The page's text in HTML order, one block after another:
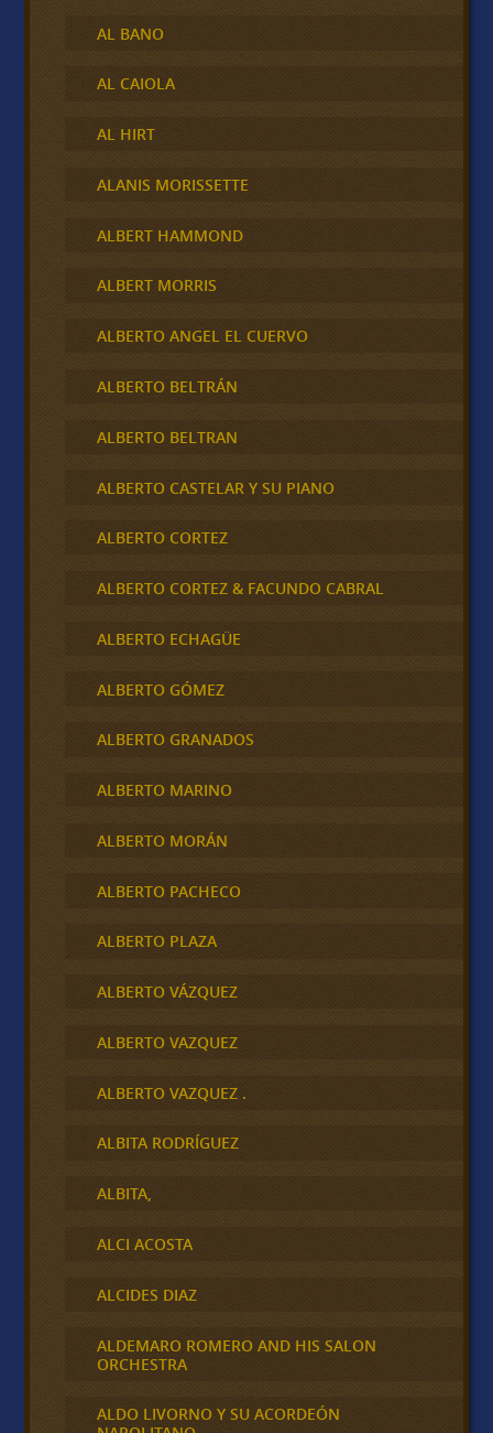
AL BANO
AL CAIOLA
AL HIRT
ALANIS MORISSETTE
ALBERT HAMMOND
ALBERT MORRIS
ALBERTO ANGEL EL CUERVO
ALBERTO BELTRÁN
ALBERTO BELTRAN
ALBERTO CASTELAR Y SU PIANO
ALBERTO CORTEZ
ALBERTO CORTEZ & FACUNDO CABRAL
ALBERTO ECHAGÜE
ALBERTO GÓMEZ
ALBERTO GRANADOS
ALBERTO MARINO
ALBERTO MORÁN
ALBERTO PACHECO
ALBERTO PLAZA
ALBERTO VÁZQUEZ
ALBERTO VAZQUEZ
ALBERTO VAZQUEZ .
ALBITA RODRÍGUEZ
ALBITA,
ALCI ACOSTA
ALCIDES DIAZ
ALDEMARO ROMERO AND HIS SALON
ORCHESTRA
ALDO LIVORNO Y SU ACORDEÓN